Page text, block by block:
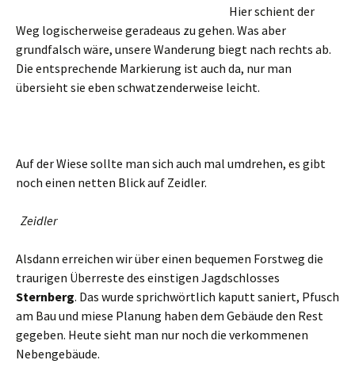
Hier schient der
Weg logischerweise geradeaus zu gehen. Was aber
grundfalsch wäre, unsere Wanderung biegt nach rechts ab.
Die entsprechende Markierung ist auch da, nur man
übersieht sie eben schwatzenderweise leicht.
Auf der Wiese sollte man sich auch mal umdrehen, es gibt
noch einen netten Blick auf Zeidler.
Zeidler
Alsdann erreichen wir über einen bequemen Forstweg die
traurigen Überreste des einstigen Jagdschlosses
Sternberg. Das wurde sprichwörtlich kaputt saniert, Pfusch
am Bau und miese Planung haben dem Gebäude den Rest
gegeben. Heute sieht man nur noch die verkommenen
Nebengebäude.